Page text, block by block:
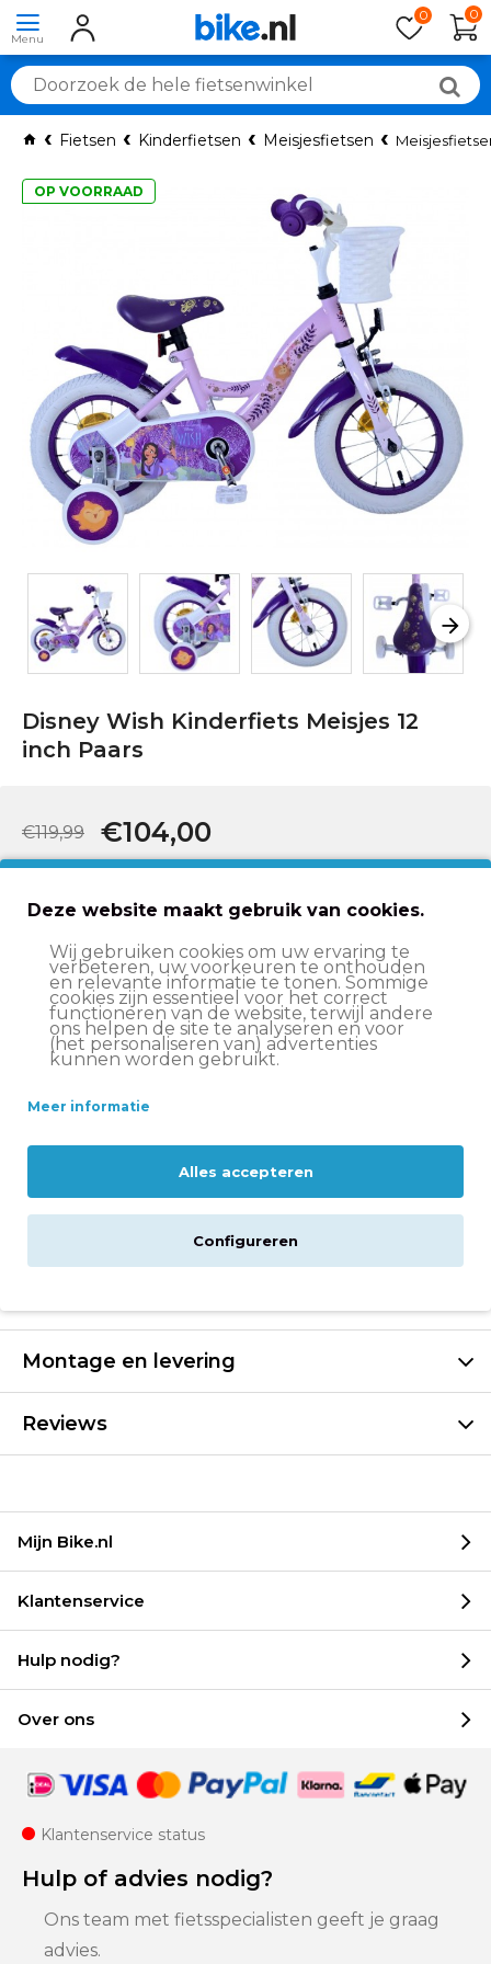
0 0
Fietsen Kinderfietsen Meisjesfietsen
OP VOORRAAD
Disney Wish Kinderfiets Meisjes 12
inch Paars
€104,00
€119,99
Op werkdagen voor 15:00 besteld, volgende werkdag
in huis*
Let op:op vrijdag voor 11:00 uur besteld = volgende
werkdag in huis
scherp geprijsd
14 dagenbedenktijd
Groot assortimentVolare fietsen
Montage en levering
Reviews
Mijn Bike.nl
Klantenservice
Hulp nodig?
Over ons
Klantenservice status
Hulp of advies nodig?
Ons team met fietsspecialisten geeft je graag
advies.
Deze website maakt gebruik van cookies.
Wij gebruiken cookies om uw ervaring te
verbeteren, uw voorkeuren te onthouden
en relevante informatie te tonen. Sommige
cookies zijn essentieel voor het correct
functioneren van de website, terwijl andere
ons helpen de site te analyseren en voor
(het personaliseren van) advertenties
kunnen worden gebruikt.
Meer informatie
Alles accepteren
Configureren